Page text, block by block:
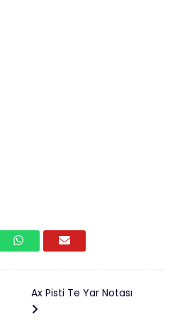
Ax Pisti Te Yar Notası